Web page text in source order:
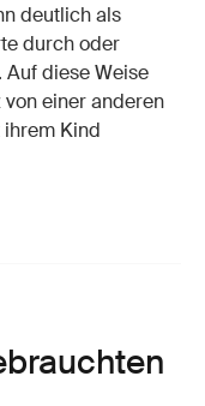
deutlich als
durch oder
diese Weise
einer anderen
Kind